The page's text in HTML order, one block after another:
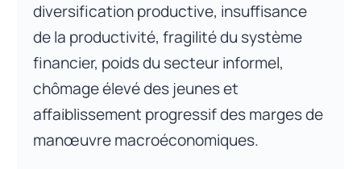
diversification productive, insuffisance
de la productivité, fragilité du système
financier, poids du secteur informel,
chômage élevé des jeunes et
affaiblissement progressif des marges de
manœuvre macroéconomiques.